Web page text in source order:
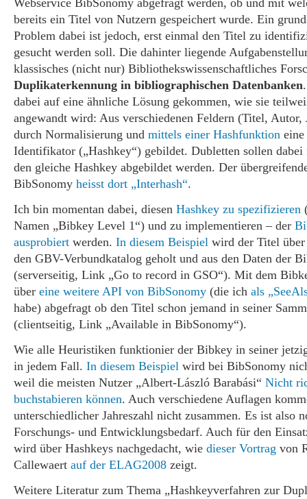
Webservice BibSonomy abgefragt werden, ob und mit
bereits ein Titel von Nutzern gespeichert wurde. Ein
Problem dabei ist jedoch, erst einmal den Titel zu
gesucht werden soll. Die dahinter liegende
klassisches (nicht nur) Bibliothekswissenschaftliches
Duplikaterkennung in bibliographischen Datenbanken
dabei auf eine ähnliche Lösung gekommen, wie sie
angewandt wird: Aus verschiedenen Feldern (Titel,
durch Normalisierung und mittels einer Hashfunktion
Identifikator („Hashkey“) gebildet. Dubletten sollen
den gleiche Hashkey abgebildet werden. Der
BibSonomy heisst dort „Interhash“.
Ich bin momentan dabei, diesen Hashkey zu spezifizieren
Namen „Bibkey Level 1“) und zu implementieren – der
ausprobiert werden. In diesem Beispiel wird der Titel
den GBV-Verbundkatalog geholt und aus den Daten der
(serverseitig, Link „Go to record in GSO“). Mit dem
über eine weitere API von BibSonomy (die ich als
habe) abgefragt ob den Titel schon jemand in seiner
(clientseitig, Link „Available in BibSonomy“).
Wie alle Heuristiken funktionier der Bibkey in seiner
in jedem Fall. In diesem Beispiel wird bei BibSonomy
weil die meisten Nutzer „Albert-László Barabási“ Nicht
buchstabieren können. Auch verschiedene Auflagen
unterschiedlicher Jahreszahl nicht zusammen. Es ist also
Forschungs- und Entwicklungsbedarf. Auch für den
wird über Hashkeys nachgedacht, wie dieser Vortrag von
Callewaert auf der ELAG2008 zeigt.
Weitere Literatur zum Thema „Hashkeyverfahren zur